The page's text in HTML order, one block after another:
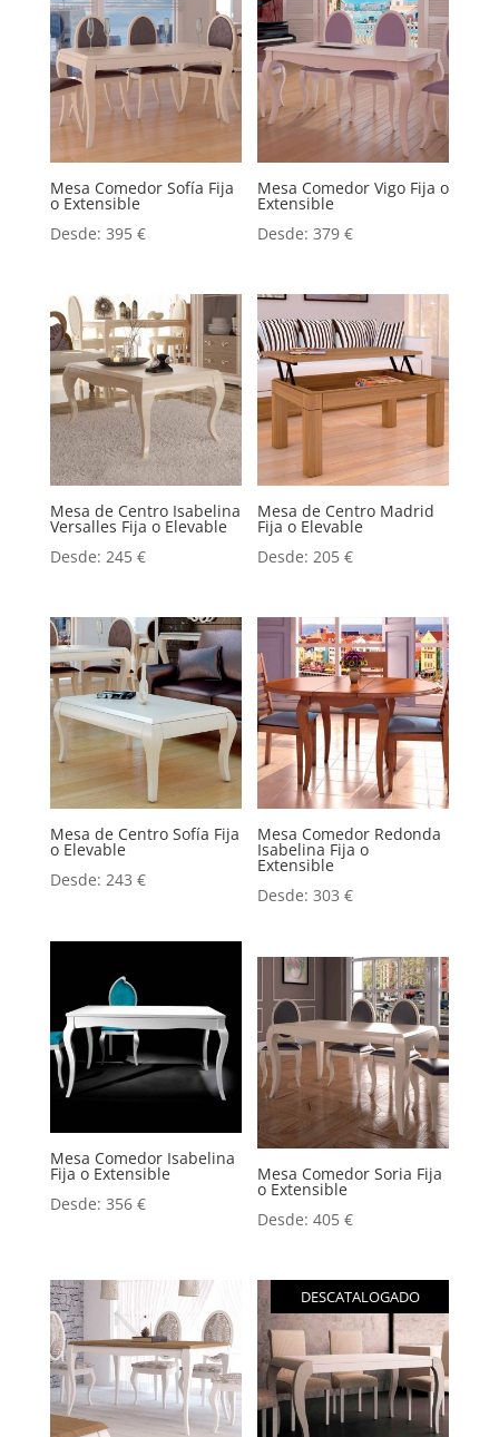
Mesa Comedor Sofía Fija
o Extensible
Desde: 395 €
Mesa Comedor Vigo Fija o
Extensible
Desde:379€
Mesa de Centro Isabelina
Versalles Fija o Elevable
Desde: 245 €
Mesa de Centro Madrid
Fija o Elevable
Desde:205€
Mesa de Centro Sofía Fija
o Elevable
Desde: 243 €
Mesa Comedor Redonda
Isabelina Fija o
Extensible
Desde:303€
Mesa Comedor Isabelina
Fija o Extensible
Desde: 356 €
Mesa Comedor Soria Fija
o Extensible
Desde:405€
DESCATALOGADO